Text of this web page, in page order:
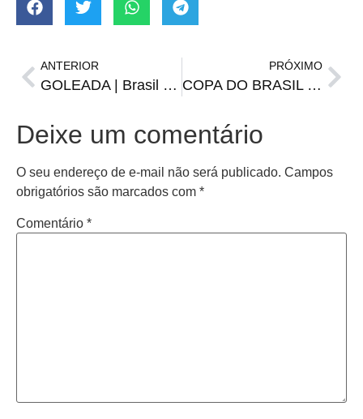
ANTERIOR
GOLEADA | Brasil dá show e vence a Venezuela
PRÓXIMO
COPA DO BRASIL | Sorteio da primeira fase será na próxima quarta-feira
Deixe um comentário
O seu endereço de e-mail não será publicado. Campos
obrigatórios são marcados com *
Comentário *